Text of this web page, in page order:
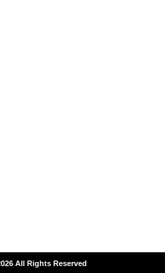
All Rights Reserved